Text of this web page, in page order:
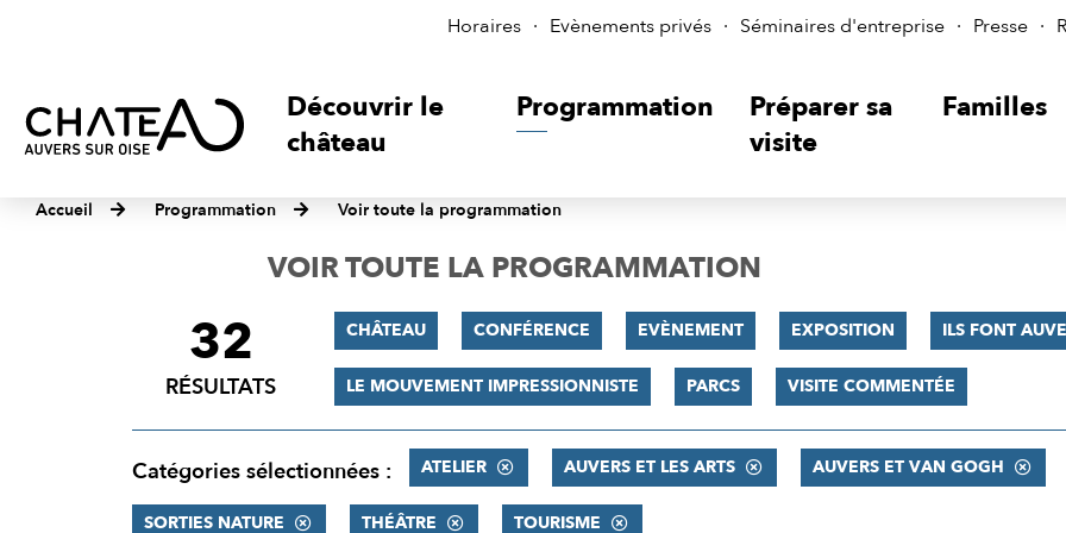
Horaires Evènements privés Séminaires d'entreprise Presse
Découvrir le
château
Programmation
Préparer sa
visite
Familles
Accueil Programmation Voir toute la programmation
VOIR TOUTE LA PROGRAMMATION
FILTRER
RÉSULTATS
32
RÉSULTATS
CHÂTEAU CONFÉRENCE EVÈNEMENT EXPOSITION ILS FONT
LE MOUVEMENT IMPRESSIONNISTE PARCS VISITE COMMENTÉE
Catégories sélectionnées : ATELIER AUVERS ET LES ARTS AUVERS ET VAN GOGH
SORTIES NATURE THÉÂTRE TOURISME